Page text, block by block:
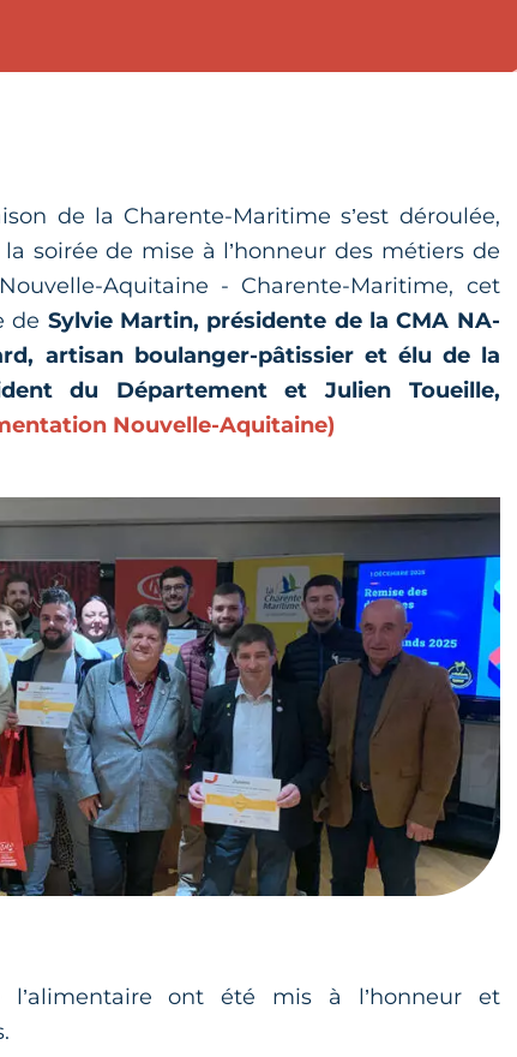
de la Charente-Maritime s’est déroulée,
soirée de mise à l’honneur des métiers de
Aquitaine - Charente-Maritime, cet
de Sylvie Martin, présidente de la CMA NA-
artisan boulanger-pâtissier et élu de la
du Département et Julien Toueille,
Nouvelle-Aquitaine)
l’alimentaire ont été mis à l’honneur et